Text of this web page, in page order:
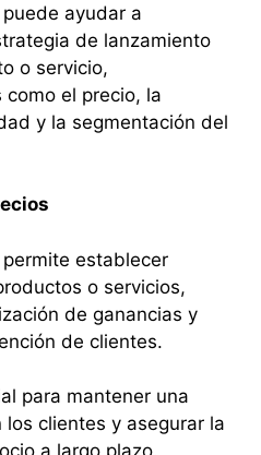
ayudar a
de lanzamiento
o servicio,
el precio, la
y la segmentación del
establecer
o servicios,
de ganancias y
de clientes.
para mantener una
clientes y asegurar la